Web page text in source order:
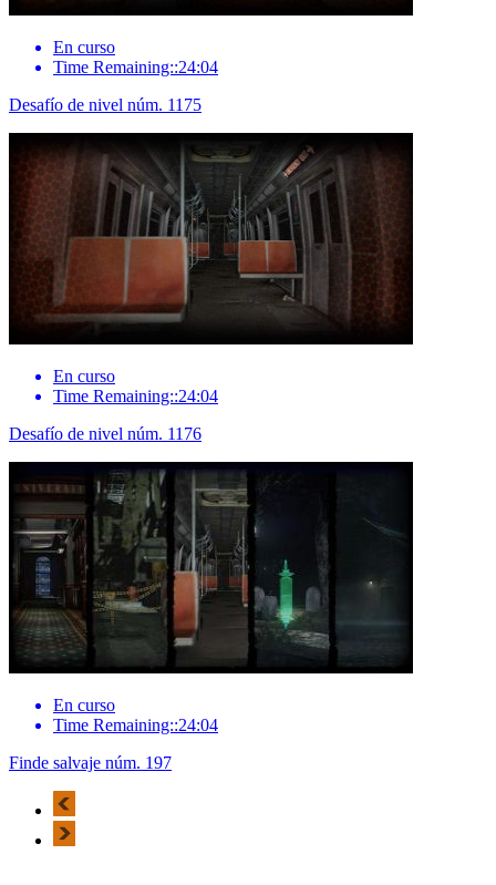
En curso
Time Remaining::24:04
Desafío de nivel núm. 1175
En curso
Time Remaining::24:04
Desafío de nivel núm. 1176
En curso
Time Remaining::24:04
Finde salvaje núm. 197